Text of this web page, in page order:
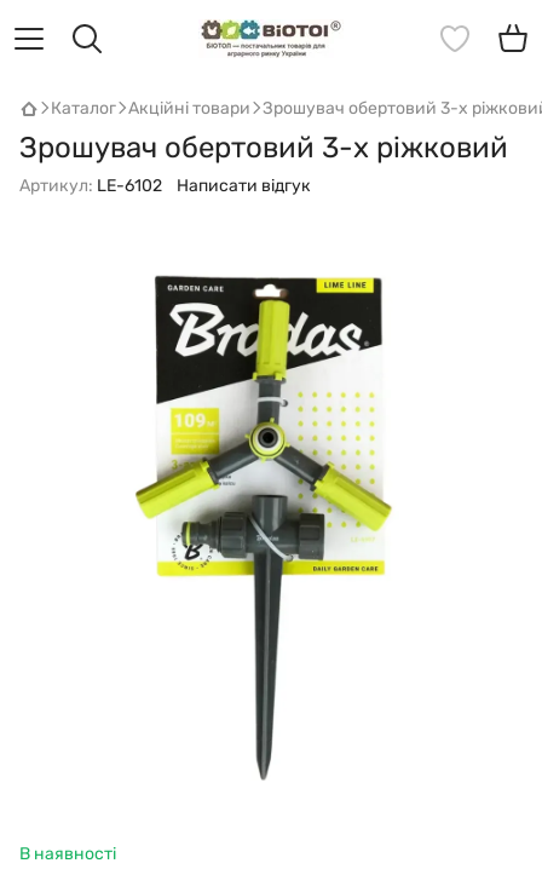
Каталог Акційні товари Зрошувач обертовий 3-х
Зрошувач обертовий 3-х ріжковий
Артикул: LE-6102 Написати відгук
В наявності